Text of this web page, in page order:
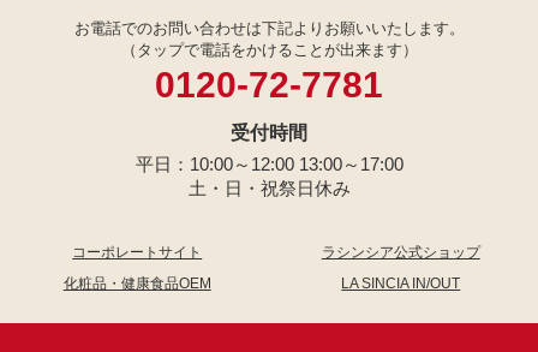
お電話でのお問い合わせは下記よりお願いいたします。
（タップで電話をかけることが出来ます）
0120-72-7781
受付時間
平日：10:00～12:00 13:00～17:00
土・日・祝祭日休み
コーポレートサイト
ラシンシア公式ショップ
化粧品・健康食品OEM
LA SINCIA IN/OUT